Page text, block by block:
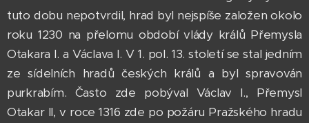
tuto dobu nepotvrdil, hrad byl nejspíše založen okolo
roku 1230 na přelomu období vlády králů Přemysla
Otakara I. a Václava I. V 1. pol. 13. století se stal jedním
ze sídelních hradů českých králů a byl spravován
purkrabím. Často zde pobýval Václav I., Přemysl
Otakar II, v roce 1316 zde po požáru Pražského hradu